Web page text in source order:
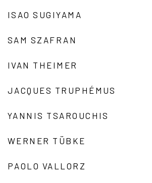
ISAO SUGIYAMA
SAM SZAFRAN
IVAN THEIMER
JACQUES TRUPHÉMUS
YANNIS TSAROUCHIS
WERNER TÜBKE
PAOLO VALLORZ